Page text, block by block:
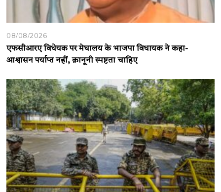
08/08/2026
एफसीआरए विधेयक पर मेघालय के भाजपा विधायक ने कहा-
आश्वासन पर्याप्त नहीं, क़ानूनी स्पष्टता चाहिए